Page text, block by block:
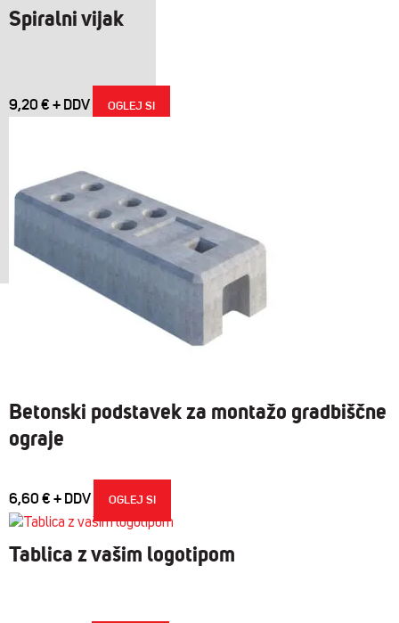
Spiralni vijak
9,20 € OGLEJ SI
Betonski podstavek za montažo gradbiščne
ograje
6,60 € OGLEJ SI
Tablica z vašim logotipom